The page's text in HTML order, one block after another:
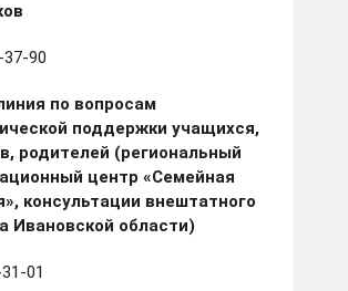
90
по вопросам
поддержки учащихся,
родителей (региональный
центр «Семейная
консультации внештатного
Ивановской области)
01